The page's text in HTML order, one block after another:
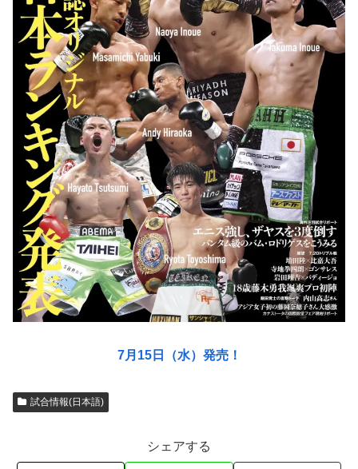
7月15日（水）発売！
試合情報(日本語)
シェアする